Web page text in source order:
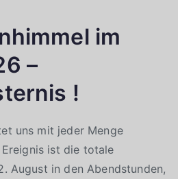
im
–
!
uns mit jeder Menge
ist die totale
August in den Abendstunden,